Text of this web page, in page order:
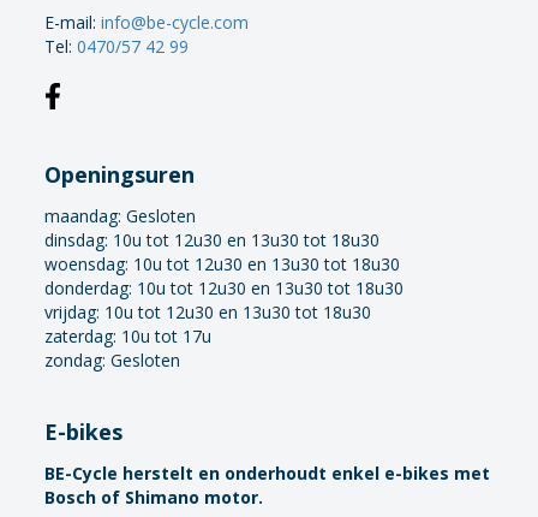
E-mail:info@be-cycle.com
Tel:0470/57 42 99
Openingsuren
maandag:Gesloten
dinsdag: 10u tot 12u30 en 13u30 tot 18u30
woensdag: 10u tot 12u30 en 13u30 tot 18u30
donderdag: 10u tot 12u30 en 13u30 tot 18u30
vrijdag: 10u tot 12u30 en 13u30 tot 18u30
zaterdag: 10u tot 17u
zondag: Gesloten
E-bikes
BE-Cycle herstelt en onderhoudt enkel e-bikes met
Bosch of Shimano motor.